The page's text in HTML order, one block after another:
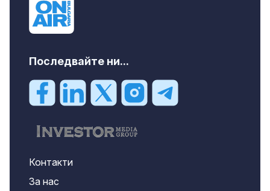
Последвайте ни...
Контакти
За нас